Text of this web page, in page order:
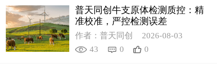
普天同创牛支原体检测质控：精
准校准，严控检测误差
作者：普天同创
2026-08-03
43
0 0